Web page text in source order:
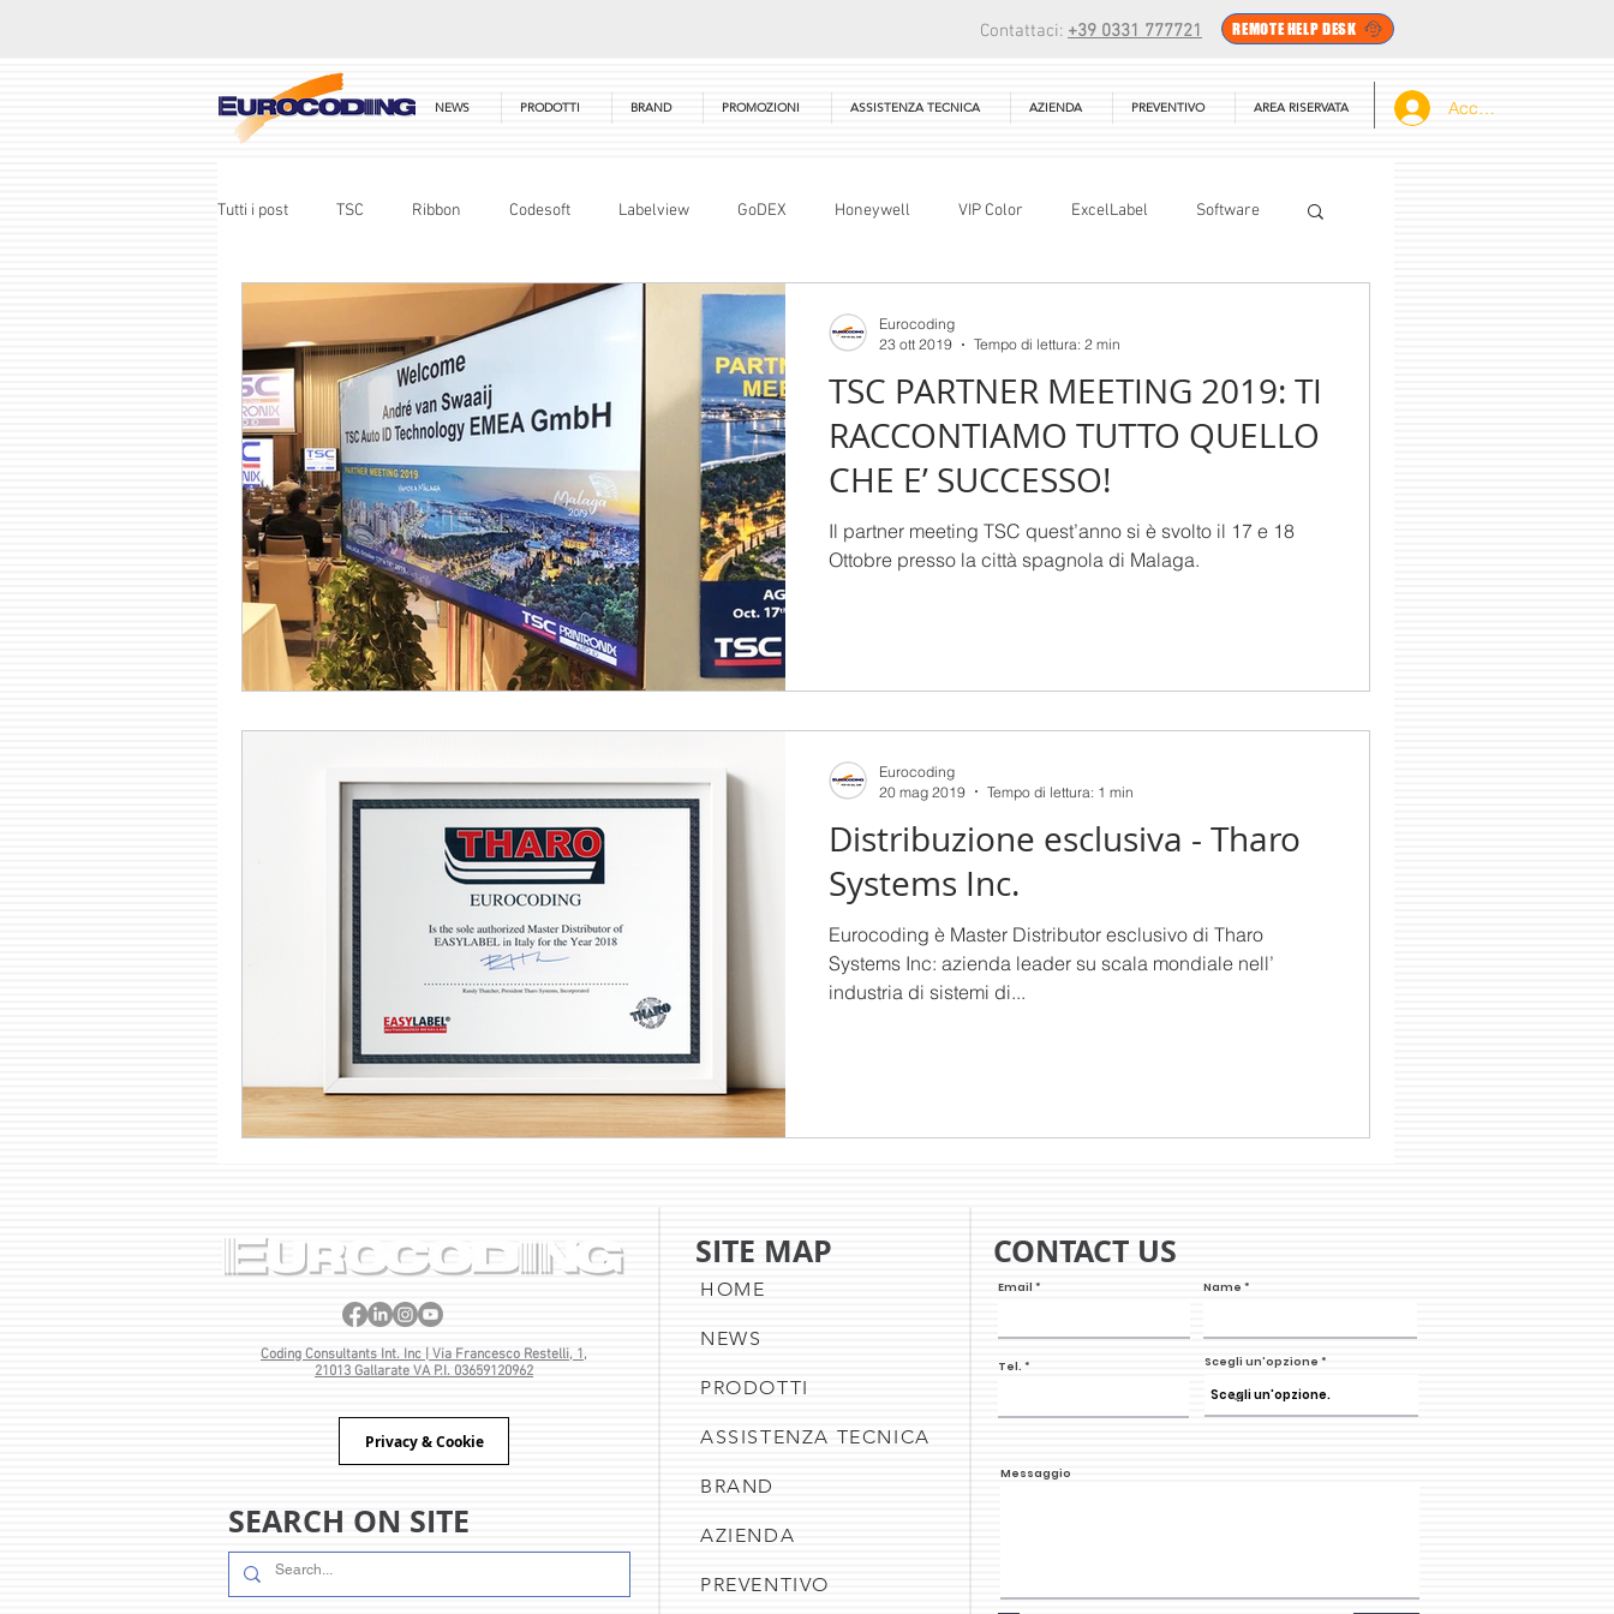
Contattaci: +39 0331 777721 REMOTE HELP DESK
Accedi
NEWS PRODOTTI BRAND PROMOZIONI ASSISTENZA TECNICA AZIENDA PREVENTIVO AREA RISERVATA
Tutti i post TSC Ribbon Codesoft Labelview GoDEX Honeywell VIP Color ExcelLabel Software
Excel PEX-1000
Partner Meeting Award RFID Tharo systems inc EasyLabel PEX-1000 Print Engine
LM Realisation Mobirack Technical Training Corso Tecnico
TSC PARTNER MEETING 2019: TI
RACCONTIAMO TUTTO QUELLO
CHE E’ SUCCESSO!
Il partner meeting TSC quest’anno si è svolto il 17 e 18
Ottobre presso la città spagnola di Malaga.
Eurocoding
23 ott 2019
Tempo di lettura: 2 min
Distribuzione esclusiva - Tharo
Systems Inc.
Eurocoding è Master Distributor esclusivo di Tharo
Systems Inc: azienda leader su scala mondiale nell’
industria di sistemi di...
Eurocoding
20 mag 2019
Tempo di lettura: 1 min
Coding Consultants Int. Inc | Via Francesco Restelli, 1,
21013 Gallarate VA P.I. 03659120962
Privacy & Cookie
SITE MAP
HOME
NEWS
PRODOTTI
ASSISTENZA TECNICA
BRAND
AZIENDA
PREVENTIVO
CONTACT US
Email Name
Tel. Scegli un'opzione
Messaggio
SEARCH ON SITE